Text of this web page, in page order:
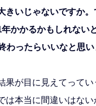
きいじゃないですか
かかるかもしれない
わったらいいなと思い
果が目に見えてって
は本当に間違いはな